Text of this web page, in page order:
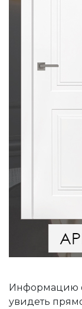
Информацию
увидеть